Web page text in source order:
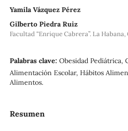
Yamila Vázquez Pérez
Gilberto Piedra Ruiz
Facultad “Enrique Cabrera”. La Habana,
Palabras clave: Obesidad Pediátrica,
Alimentación Escolar, Hábitos
Alimentos.
Resumen